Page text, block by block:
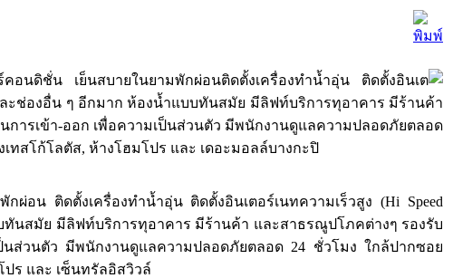
อนดิชั่น เย็นสบายในยามพักผ่อนติดตั้งเครื่องทำน้ำอุ่น ติดตั้งอินเต
ละช่องอื่น ๆ อีกมาก ห้องน้ำแบบทันสมัย มีลิฟท์บริการทุอาคาร มีร้านค้า
ารเข้า-ออก เพื่อความเป็นส่วนตัว มีพนักงานดูแลความปลอดภัยตลอด
ทสโก้โลตัส, ห้างโฮมโปร และ เดอะมอลล์บางกะปิ
น ติดตั้งเครื่องทำน้ำอุ่น ติดตั้งอินเตอร์เนทความเร็วสูง (Hi Speed
นสมัย มีลิฟท์บริการทุอาคาร มีร้านค้า และสาธรณูปโภคต่างๆ รองรับ
นส่วนตัว มีพนักงานดูแลความปลอดภัยตลอด 24 ชั่วโมง ใกล้ปากซอย
ร และ เซ็นทรัลอิสวิวล์